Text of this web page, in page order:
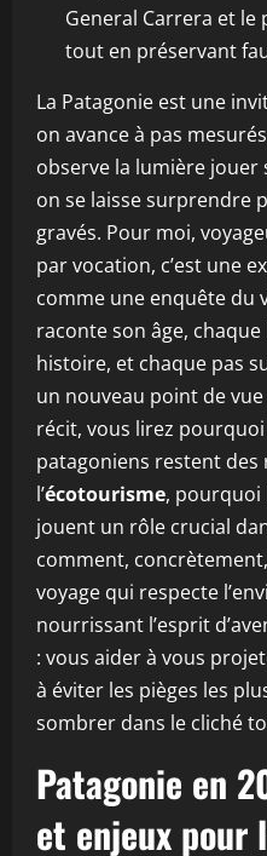
General Carrera et le
tout en préservant
La Patagonie est une
on avance à pas
observe la lumière jouer
on se laisse surprendre
gravés. Pour moi,
par vocation, c’est une
comme une enquête du
raconte son âge,
histoire, et chaque pas
un nouveau point de
récit, vous lirez pourquoi
patagoniens restent
l’écotourisme, pourquoi
jouent un rôle crucial
comment,
voyage qui respecte
nourrissant l’esprit
: vous aider à vous
à éviter les pièges les
sombrer dans le cliché
Patagonie en
et enjeux pour